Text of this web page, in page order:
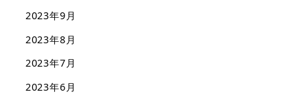
2023年9月
2023年8月
2023年7月
2023年6月